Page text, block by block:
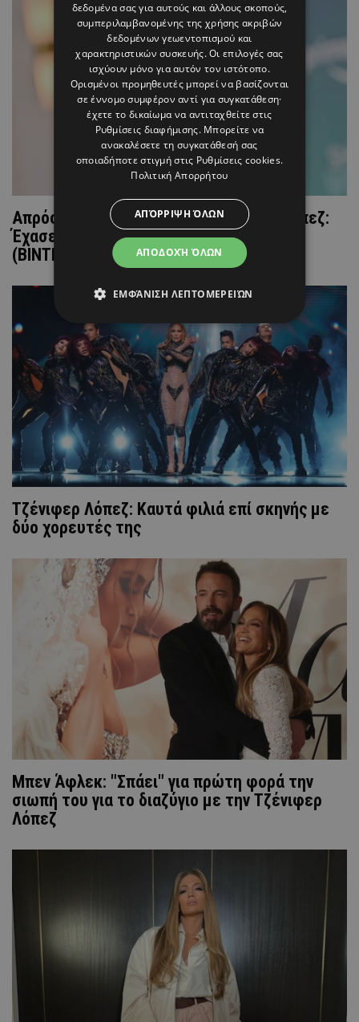
Απρόοπτο on stage για την Τζένιφερ Λόπεζ:
Έχασε τη φούστα της πάνω στη σκηνή!
(ΒΙΝΤΕΟ)
Τζένιφερ Λόπεζ: Καυτά φιλιά επί σκηνής με
δύο χορευτές της
Μπεν Άφλεκ: "Σπάει" για πρώτη φορά την
σιωπή του για το διαζύγιο με την Τζένιφερ
Λόπεζ
δεδομένα σας για αυτούς και άλλους σκοπούς,
συμπεριλαμβανομένης της χρήσης ακριβών
δεδομένων γεωεντοπισμού και
χαρακτηριστικών συσκευής. Οι επιλογές σας
ισχύουν μόνο για αυτόν τον ιστότοπο.
Ορισμένοι προμηθευτές μπορεί να βασίζονται
σε έννομο συμφέρον αντί για συγκατάθεση·
έχετε το δικαίωμα να αντιταχθείτε στις
Ρυθμίσεις διαφήμισης. Μπορείτε να
ανακαλέσετε τη συγκατάθεσή σας
οποιαδήποτε στιγμή στις Ρυθμίσεις cookies.
Πολιτική Απορρήτου
ΑΠΟΔΟΧΉ ΌΛΩΝ
ΑΠΌΡΡΙΨΗ ΌΛΩΝ
ΕΜΦΆΝΙΣΗ ΛΕΠΤΟΜΕΡΕΙΏΝ